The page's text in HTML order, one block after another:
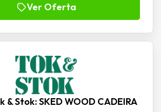
Ver Oferta
Stok: SKED WOOD CADEIRA